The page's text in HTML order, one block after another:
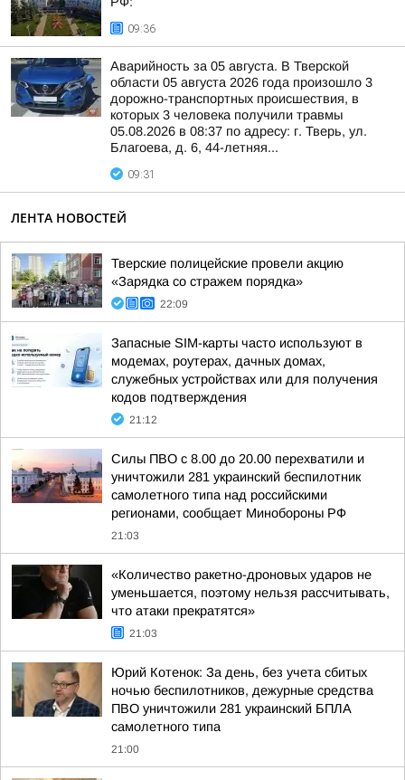
09:36
Аварийность за 05 августа. В Тверской
области 05 августа 2026 года произошло 3
дорожно-транспортных происшествия, в
которых 3 человека получили травмы
05.08.2026 в 08:37 по адресу: г. Тверь, ул.
Благоева, д. 6, 44-летняя...
09:31
ЛЕНТА НОВОСТЕЙ
Тверские полицейские провели акцию
«Зарядка со стражем порядка»
22:09
Запасные SIM-карты часто используют в
модемах, роутерах, дачных домах,
служебных устройствах или для получения
кодов подтверждения
21:12
Силы ПВО с 8.00 до 20.00 перехватили и
уничтожили 281 украинский беспилотник
самолетного типа над российскими
регионами, сообщает Минобороны РФ
21:03
«Количество ракетно-дроновых ударов не
уменьшается, поэтому нельзя рассчитывать,
что атаки прекратятся»
21:03
Юрий Котенок: За день, без учета сбитых
ночью беспилотников, дежурные средства
ПВО уничтожили 281 украинский БПЛА
самолетного типа
21:00